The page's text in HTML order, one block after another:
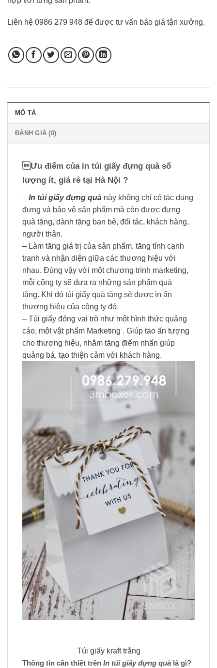
Liên hệ 0986 279 948 để được tư vấn báo giá tận xưởng.
MÔ TẢ
ĐÁNH GIÁ (0)
Ưu điểm của in túi giấy đựng quà số
lượng ít, giá rẻ tại Hà Nội ?
– In túi giấy đựng quà này không chỉ có tác dụng
đựng và bảo vệ sản phẩm mà còn được đựng
quà tặng, dành tặng bạn bè, đối tác, khách hàng,
người thân.
– Làm tăng giá trị của sản phẩm, tăng tính cạnh
tranh và nhận diện giữa các thương hiệu với
nhau. Đúng vậy với một chương trình marketing,
mỗi công ty sẽ đưa ra những sản phẩm quà
tặng. Khi đó túi giấy quà tặng sẽ được in ấn
thương hiệu của công ty đó.
– Túi giấy đóng vai trò như một hình thức quảng
cáo, một vật phẩm Marketing . Giúp tạo ấn tượng
cho thương hiệu, nhằm tăng điểm nhấn giúp
quảng bá, tạo thiện cảm với khách hàng.
Túi giấy kraft trắng
Thông tin cần thiết trên In túi giấy đựng quà là gì?